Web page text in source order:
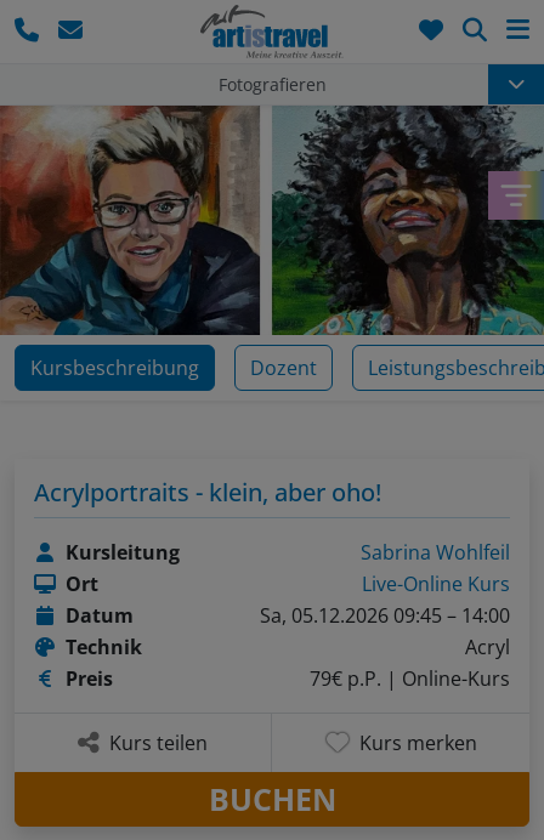
Fotografieren
Kursbeschreibung Dozent
Acrylportraits - klein, aber oho!
Kursleitung
Sabrina Wohlfeil
Ort
Live-Online Kurs
Datum
Sa, 05.12.2026 09:45 – 14:00
Technik
Acryl
Preis
79€ p.P. | Online-Kurs
Kurs teilen Kurs merken
BUCHEN